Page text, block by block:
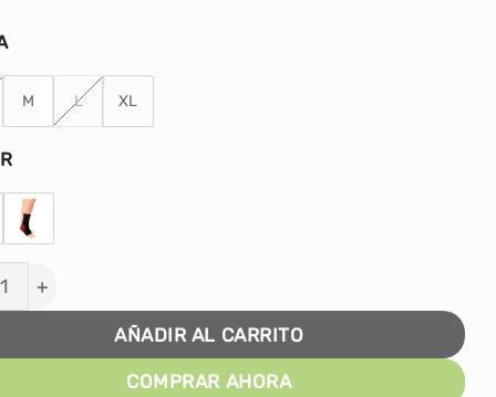
M L XL
CON SOPORTE DE GEL POWER PRENE X1
AÑADIR AL CARRITO
COMPRAR AHORA